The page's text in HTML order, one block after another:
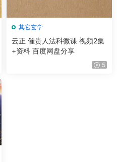
其它玄学
云正 催贵人法科微课 视频2集
+资料 百度网盘分享
5